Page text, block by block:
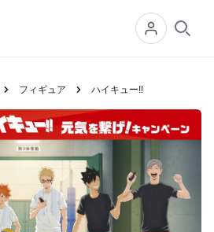
フィギュア ハイキュー!!